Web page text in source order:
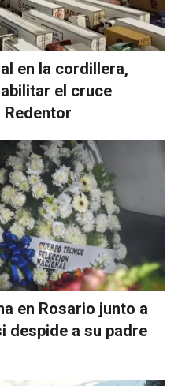
en la cordillera,
el cruce
en Rosario junto a
despide a su padre